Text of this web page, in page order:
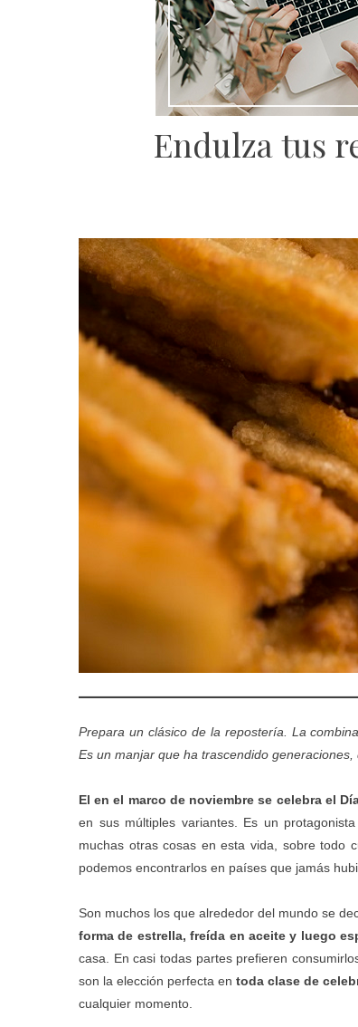
Endulza tus
Prepara un clásico de la repostería.
La
Es un manjar que ha trascendido
El en el marco de noviembre se celebra el
en sus múltiples variantes. Es un
muchas otras cosas en esta vida, sobre todo
podemos encontrarlos en países que jamás
Son muchos los que alrededor del mundo se
forma de estrella, freída en aceite y luego
casa. En casi todas partes prefieren
son la elección perfecta en toda clase de
cualquier momento.